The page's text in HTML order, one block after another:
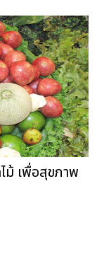
ม้ เพื่อสุขภาพ